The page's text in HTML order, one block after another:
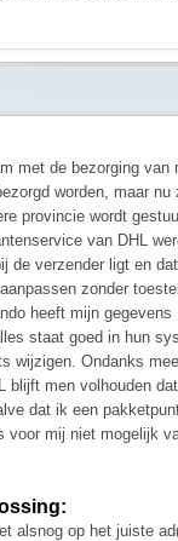
met de bezorging van
worden, maar
provincie wordt
van DHL
de verzender ligt en
zonder
heeft mijn gegevens
staat goed in hun
wijzigen. Ondanks
blijft men volhouden
dat ik een
voor mij niet mogelijk
alsnog op het juiste